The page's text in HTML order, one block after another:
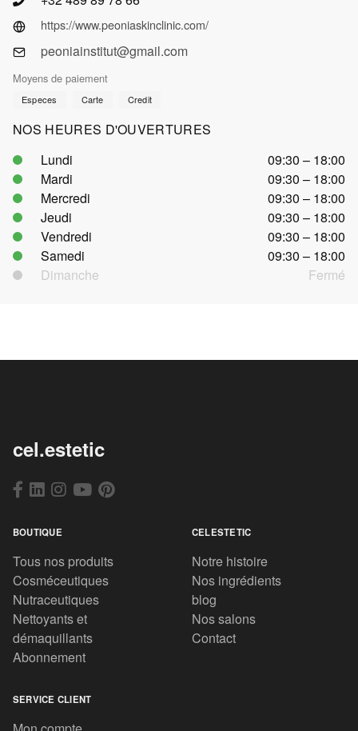
https://www.peoniaskinclinic.com/
peoniainstitut@gmail.com
Moyens de paiement
Especes Carte Credit
NOS HEURES D'OUVERTURES
Lundi
09:30 – 18:00
Mardi
09:30 – 18:00
Mercredi
09:30 – 18:00
Jeudi
09:30 – 18:00
Vendredi
09:30 – 18:00
Samedi
09:30 – 18:00
Dimanche
Fermé
cel.estetic
BOUTIQUE
Tous nos produits
Cosméceutiques
Nutraceutiques
Nettoyants et
démaquillants
Abonnement
CELESTETIC
Notre histoire
Nos ingrédients
blog
Nos salons
Contact
SERVICE CLIENT